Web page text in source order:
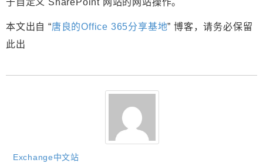
于自定义 SharePoint 网站的网站操作。
本文出自 “唐良的Office 365分享基地” 博客，请务必保留
此出
Exchange中文站